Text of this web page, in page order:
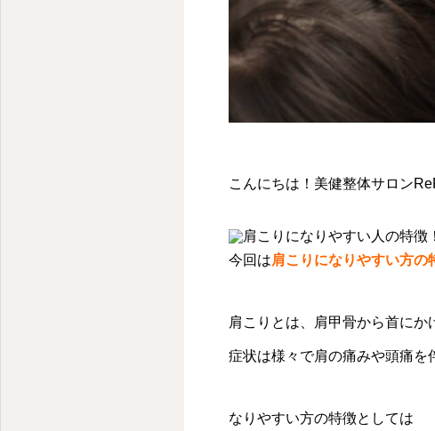
こんにちは！美健整体サロン
今回は肩こりになりやすい方の
肩こりとは、肩甲骨から首に
症状は様々で肩の痛みや頭痛を
なりやすい方の特徴としては